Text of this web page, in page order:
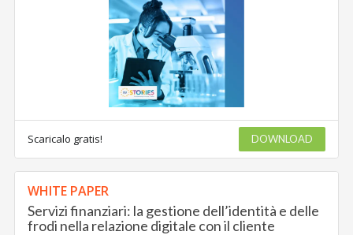
Scaricalo gratis! DOWNLOAD
WHITE PAPER
Servizi finanziari: la gestione dell’identità e delle
frodi nella relazione digitale con il cliente